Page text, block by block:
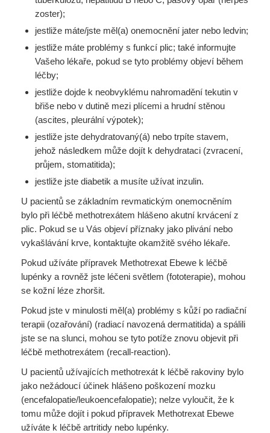
zoster);
jestliže máte/jste měl(a) onemocnění jater nebo ledvin;
jestliže máte problémy s funkcí plic; také informujte
Vašeho lékaře, pokud se tyto problémy objeví během
léčby;
jestliže dojde k neobvyklému nahromadění tekutin v
břiše nebo v dutině mezi plícemi a hrudní stěnou
(ascites, pleurální výpotek);
jestliže jste dehydratovaný(á) nebo trpíte stavem,
jehož následkem může dojít k dehydrataci (zvracení,
průjem, stomatitida);
jestliže jste diabetik a musíte užívat inzulin.
U pacientů se základním revmatickým onemocněním
bylo při léčbě methotrexátem hlášeno akutní krvácení z
plic. Pokud se u Vás objeví příznaky jako plivání nebo
vykašlávání krve, kontaktujte okamžitě svého lékaře.
Pokud užíváte přípravek Methotrexat Ebewe k léčbě
lupénky a rovněž jste léčeni světlem (fototerapie), mohou
se kožní léze zhoršit.
Pokud jste v minulosti měl(a) problémy s kůží po radiační
terapii (ozařování) (radiací navozená dermatitida) a spálili
jste se na slunci, mohou se tyto potíže znovu objevit při
léčbě methotrexátem (recall-reaction).
U pacientů užívajících methotrexát k léčbě rakoviny bylo
jako nežádoucí účinek hlášeno poškození mozku
(encefalopatie/leukoencefalopatie); nelze vyloučit, že k
tomu může dojít i pokud přípravek Methotrexat Ebewe
užíváte k léčbě artritidy nebo lupénky.